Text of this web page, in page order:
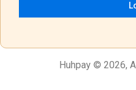
Huhpay © 2026,